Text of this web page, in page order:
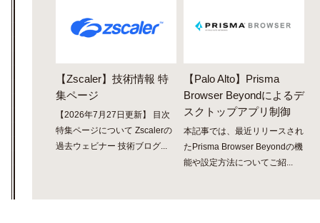
【Zscaler】技術情報 特
集ページ
【2026年7月27日更新】 目次
特集ページについて Zscalerの
過去ウェビナー 技術ブログ...
【Palo Alto】Prisma
Browser Beyondによるデ
スクトップアプリ制御
本記事では、最近リリースされ
たPrisma Browser Beyondの機
能や設定方法についてご紹...